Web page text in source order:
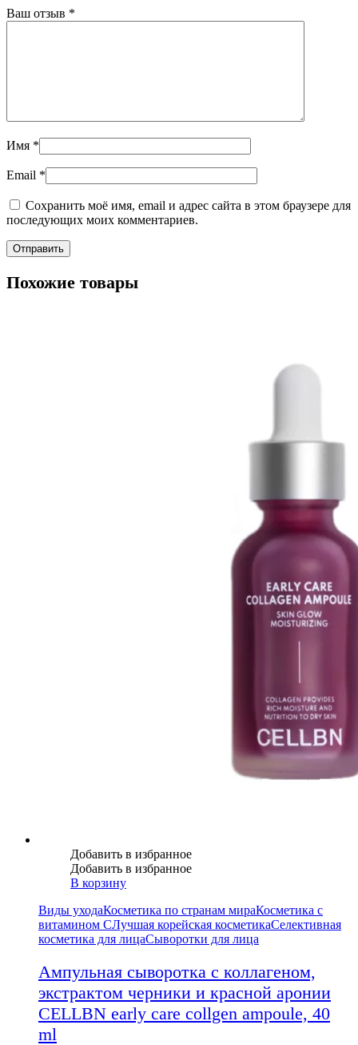
Ваш отзыв *
Имя *
Email *
Сохранить моё имя, email и адрес сайта в этом браузере для
последующих моих комментариев.
Похожие товары
Добавить в избранное
Добавить в избранное
В корзину
Виды уходаКосметика по странам мираКосметика с
витамином СЛучшая корейская косметикаСелективная
косметика для лицаСыворотки для лица
Ампульная сыворотка с коллагеном,
экстрактом черники и красной аронии
CELLBN early care collgen ampoule, 40
ml